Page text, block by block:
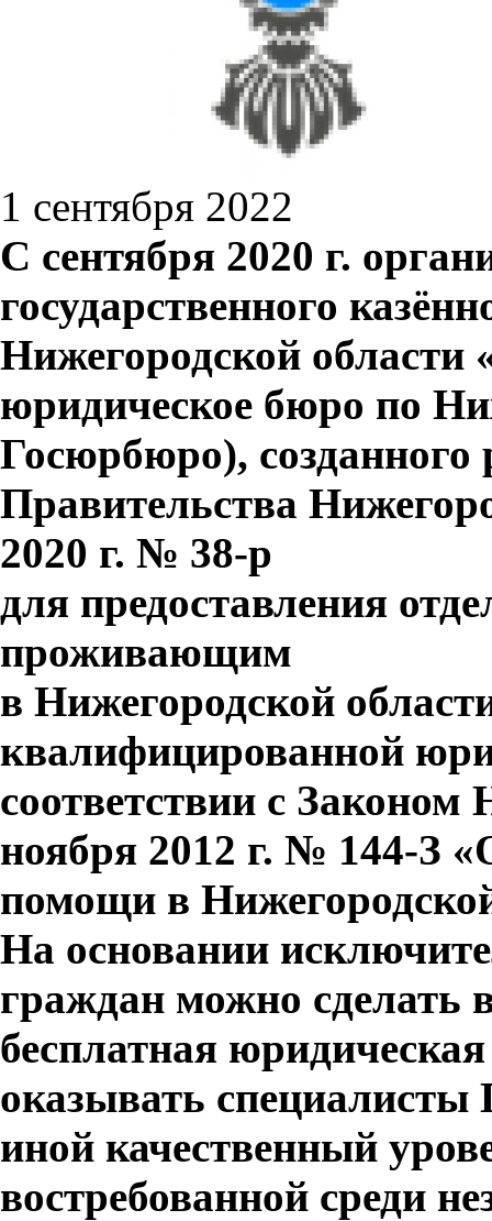
1 сентября 2022
С сентября 2020 г.
государственного
Нижегородской области
юридическое бюро по
Госюрбюро), созданного
Правительства
2020 г. № 38-р
для предоставления
проживающим
в Нижегородской
квалифицированной
соответствии с Законом
ноября 2012 г. № 144-З
помощи в
На основании
граждан можно сделать
бесплатная
оказывать
иной качественный
востребованной среди